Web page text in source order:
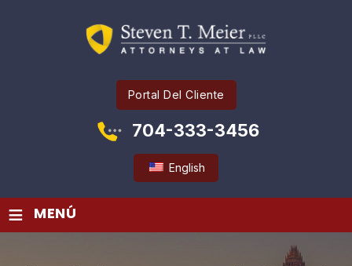
Portal Del Cliente
704-333-3456
English
≡ MENÚ